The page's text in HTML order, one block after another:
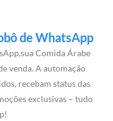
de WhatsApp
Comida Árabe
venda. A automação
recebam status das
exclusivas – tudo